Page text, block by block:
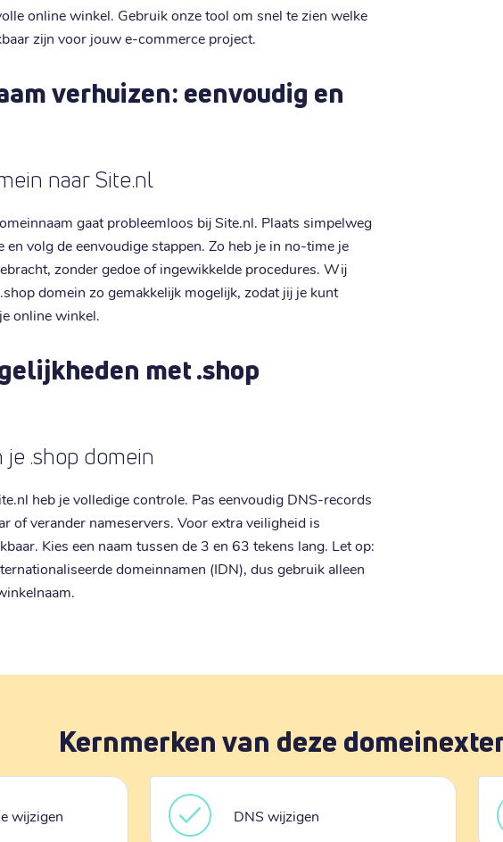
online winkel. Gebruik onze tool om snel te zien welke
zijn voor jouw e-commerce project.
verhuizen: eenvoudig en
naar Site.nl
gaat probleemloos bij Site.nl. Plaats simpelweg
en volg de eenvoudige stappen. Zo heb je in no-time je
zonder gedoe of ingewikkelde procedures. Wij
domein zo gemakkelijk mogelijk, zodat jij je kunt
online winkel.
met .shop
.shop domein
heb je volledige controle. Pas eenvoudig DNS-records
of verander nameservers. Voor extra veiligheid is
Kies een naam tussen de 3 en 63 tekens lang. Let op:
domeinnamen (IDN), dus gebruik alleen
Kernmerken van deze
wijzigen DNS wijzigen